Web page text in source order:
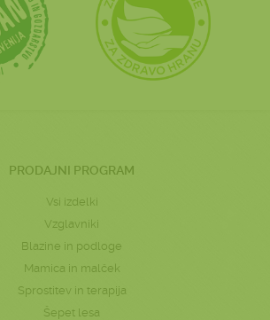
PRODAJNI PROGRAM
Vsi izdelki
Vzglavniki
Blazine in podloge
Mamica in malček
Sprostitev in terapija
Šepet lesa